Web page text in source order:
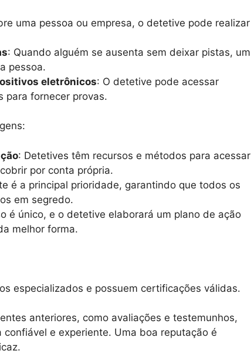
uma pessoa ou empresa, o detetive pode realizar
: Quando alguém se ausenta sem deixar pistas, um
pessoa.
eletrônicos: O detetive pode acessar
para fornecer provas.
: Detetives têm recursos e métodos para acessar
por conta própria.
é a principal prioridade, garantindo que todos os
em segredo.
é único, e o detetive elaborará um plano de ação
melhor forma.
especializados e possuem certificações válidas.
anteriores, como avaliações e testemunhos,
e experiente. Uma boa reputação é